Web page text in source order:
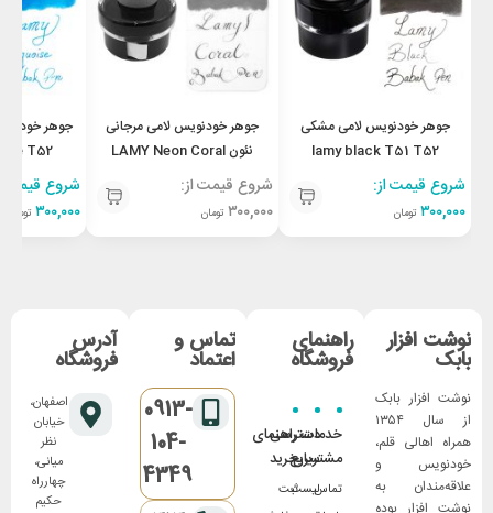
جوهر خودنویس لامی مشکی
lamy black T51 T52
شروع قیمت از:
۳۰۰,۰۰۰ تومان
جوهر خودنویس لامی مرجانی
نئون LAMY Neon Coral
T52
شروع قیمت از:
۳۰۰,۰۰۰ تومان
جوهر
T52
شروع قیمت
۳۰۰,۰۰۰ تومان
نوشت افزار
بابک
نوشت افزار بابک
از سال ۱۳۵۴
همراه اهالی قلم،
خودنویس و
علاقه‌مندان به
راهنمای
فروشگاه
خدمات
مشتریان
تماس
دسترسی
سریع
لیست
راهنمای
خرید
ثبت
تماس و
اعتماد
0913-
104-
4349
آدرس
فروشگاه
اصفهان،
خیابان
نظر
میانی،
چهارراه
حکیم